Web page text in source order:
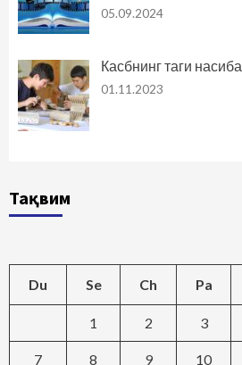
05.09.2024
Касбнинг таги насиба
01.11.2023
Тақвим
Du Se Ch Pa
1 2 3
7 8 9 10